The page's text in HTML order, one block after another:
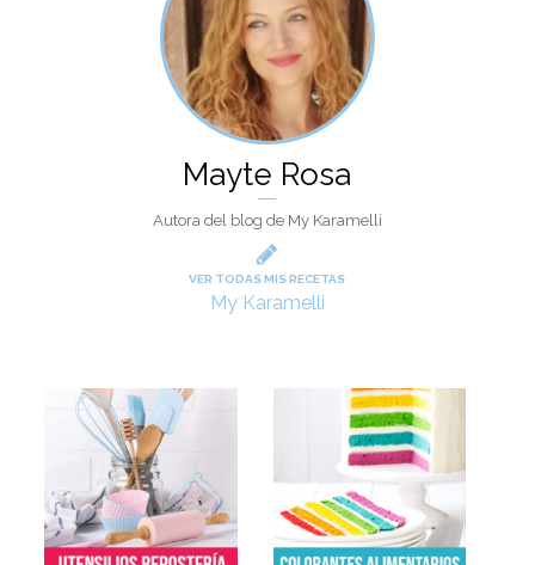
Mayte Rosa
Autora del blog de My Karamelli
VER TODAS MIS RECETAS
My Karamelli